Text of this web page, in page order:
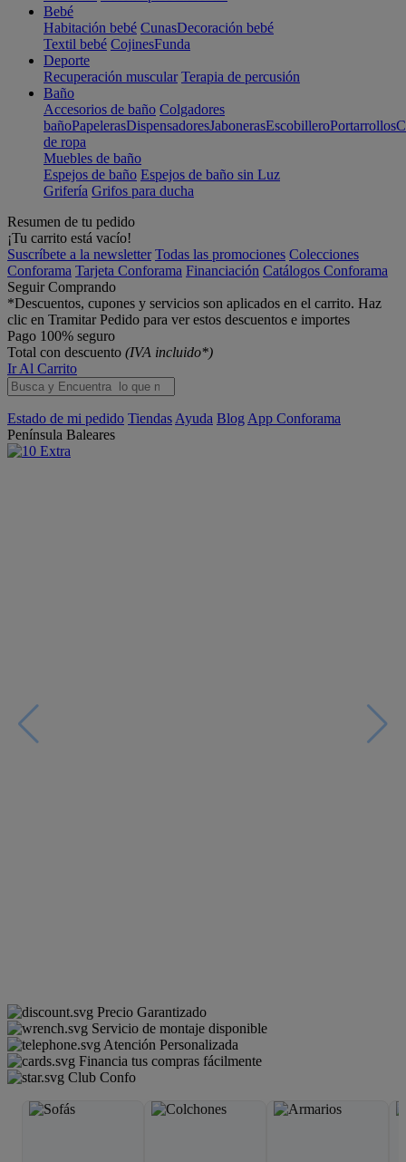
Bebé
Habitación bebé CunasDecoración bebé
Textil bebé CojinesFunda
Deporte
Recuperación muscular Terapia de percusión
Baño
Accesorios de baño Colgadores
bañoPapelerasDispensadoresJabonerasEscobilleroPortarrollos
de ropa
Muebles de baño
Espejos de baño Espejos de baño sin Luz
Grifería Grifos para ducha
Resumen de tu pedido
¡Tu carrito está vacío!
Suscríbete a la newsletter Todas las promociones Colecciones
Conforama Tarjeta Conforama Financiación Catálogos Conforama
Seguir Comprando
*Descuentos, cupones y servicios son aplicados en el carrito. Haz
clic en Tramitar Pedido para ver estos descuentos e importes
Pago 100% seguro
Total con descuento (IVA incluido*)
Ir Al Carrito
Estado de mi pedido Tiendas Ayuda Blog App Conforama
Península Baleares
Precio Garantizado
Servicio de montaje disponible
Atención Personalizada
Financia tus compras fácilmente
Club Confo